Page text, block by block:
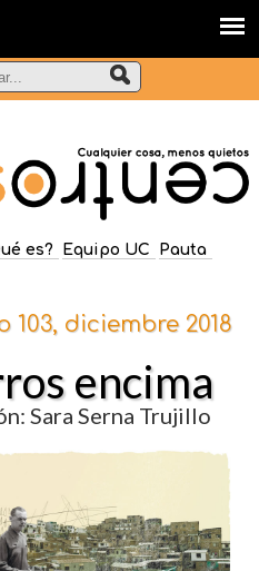
es? Equipo UC Pauta
103, diciembre 2018
encima
Sara Serna Trujillo